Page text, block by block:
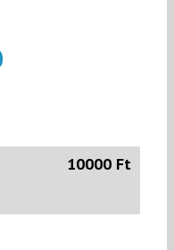
10000 Ft